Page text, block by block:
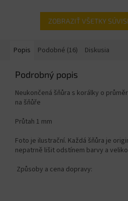
ZOBRAZIŤ VŠETKY
Popis Podobné (16) Diskusia
Podrobný popis
Neukončená šňůra s korálky o
na šňůře
Průtah 1 mm
Foto je ilustrační. Každá šňůra je
nepatrně lišit odstínem barvy a
Způsoby a cena dopravy: